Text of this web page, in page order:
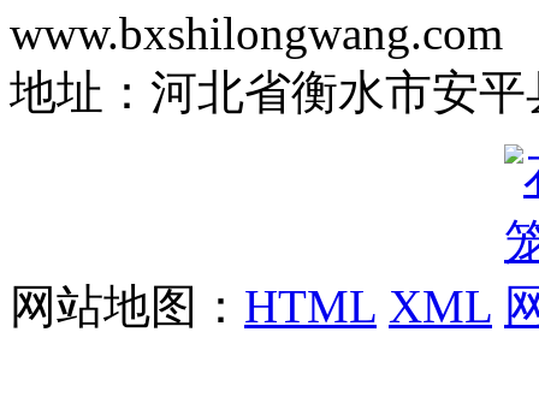
www.bxshilongwang.com
地址：河北省衡水市安
网站地图： HTML XML